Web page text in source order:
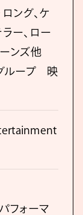
ロング、ケ
ラー、ロー
ーンズ他
ループ 映
フォーマ